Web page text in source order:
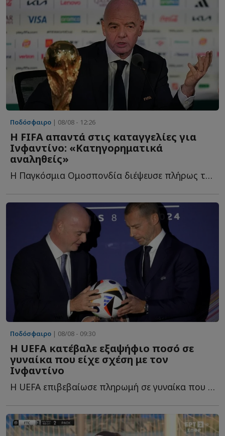
Ποδόσφαιρο | 08/08 - 12:26
Η FIFA απαντά στις καταγγελίες για
Ινφαντίνο: «Κατηγορηματικά
αναληθείς»
Η Παγκόσμια Ομοσπονδία διέψευσε πλήρως τα δημοσιεύματα π...
Ποδόσφαιρο | 08/08 - 09:30
Η UEFA κατέβαλε εξαψήφιο ποσό σε
γυναίκα που είχε σχέση με τον
Ινφαντίνο
Η UEFA επιβεβαίωσε πληρωμή σε γυναίκα που φέρεται να ε...